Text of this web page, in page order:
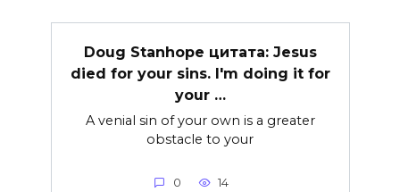
Doug Stanhope цитата: Jesus
died for your sins. I'm doing it for
your …
A venial sin of your own is a greater
obstacle to your
0 14